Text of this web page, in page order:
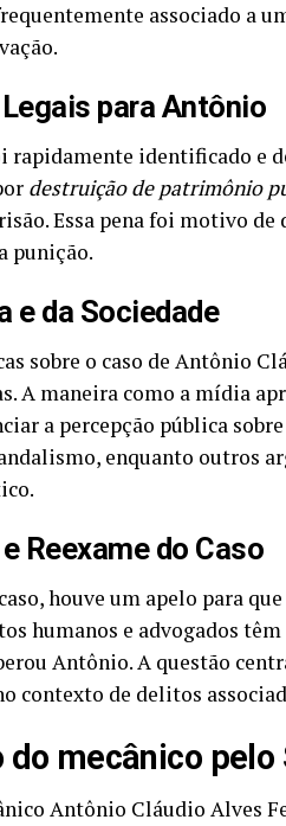
associado a
para Antônio
rapidamente identificado e
destruição de patrimônio
Essa pena foi motivo
punição.
e da Sociedade
sobre o caso de Antônio
A maneira como a mídia
a percepção pública
enquanto outros
Reexame do Caso
houve um apelo para
humanos e advogados
Antônio. A questão
contexto de delitos
mecânico pelo
Antônio Cláudio Alves